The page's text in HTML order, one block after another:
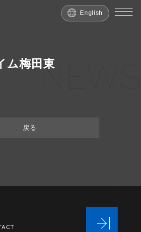
English
ム梅田東NEWS
戻る